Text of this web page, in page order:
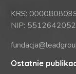
KRS:
NIP: 5512642052
Ostatnie